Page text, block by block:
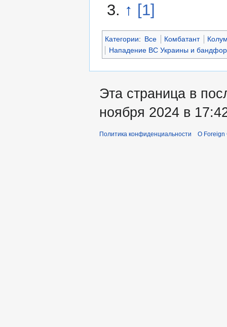
↑ [1]
Категории: Все Комбатант
Нападение ВС Украины и
Эта страница в
ноября 2024 в
Политика конфиденциальности О Foreign